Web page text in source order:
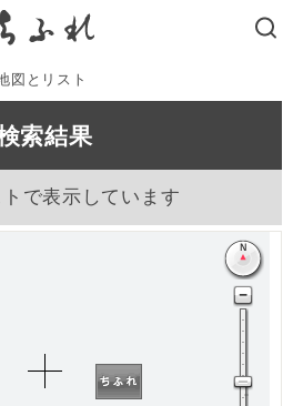
図とリスト
索結果
で表示しています